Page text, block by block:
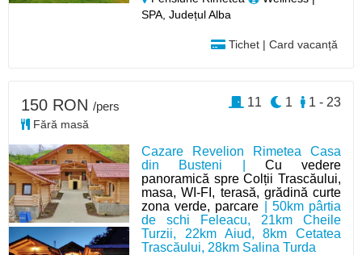
SPA, Județul Alba
Tichet | Card vacanță
Cazare Revelion Rimetea Casa
din Busteni | Cu vedere
panoramică spre Colții Trascăului,
masa, WI-FI, terasă, grădină curte
zona verde, parcare | 50km pârtia
de schi Feleacu, 21km Cheile
Turzii, 22km Aiud, 8km Cetatea
Trascăului, 28km Salina Turda
150 RON /pers
Fără masă
1 - 23
1
11